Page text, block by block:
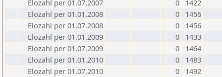
Elozahl per 01.07.2007
0
1422
Elozahl per 01.01.2008
0
1456
Elozahl per 01.07.2008
0
1456
Elozahl per 01.01.2009
0
1433
Elozahl per 01.07.2009
0
1464
Elozahl per 01.01.2010
0
1483
Elozahl per 01.07.2010
0
1492